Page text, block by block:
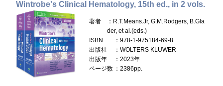
Wintrobe's Clinical Hematology, 15th ed., in 2 vols.
著者
：R.T.Means.Jr, G.M.Rodgers, B.Gla
der, et al.(eds.)
ISBN
：978-1-975184-69-8
出版社
：WOLTERS KLUWER
出版年
：2023年
ページ数 ：2386pp.